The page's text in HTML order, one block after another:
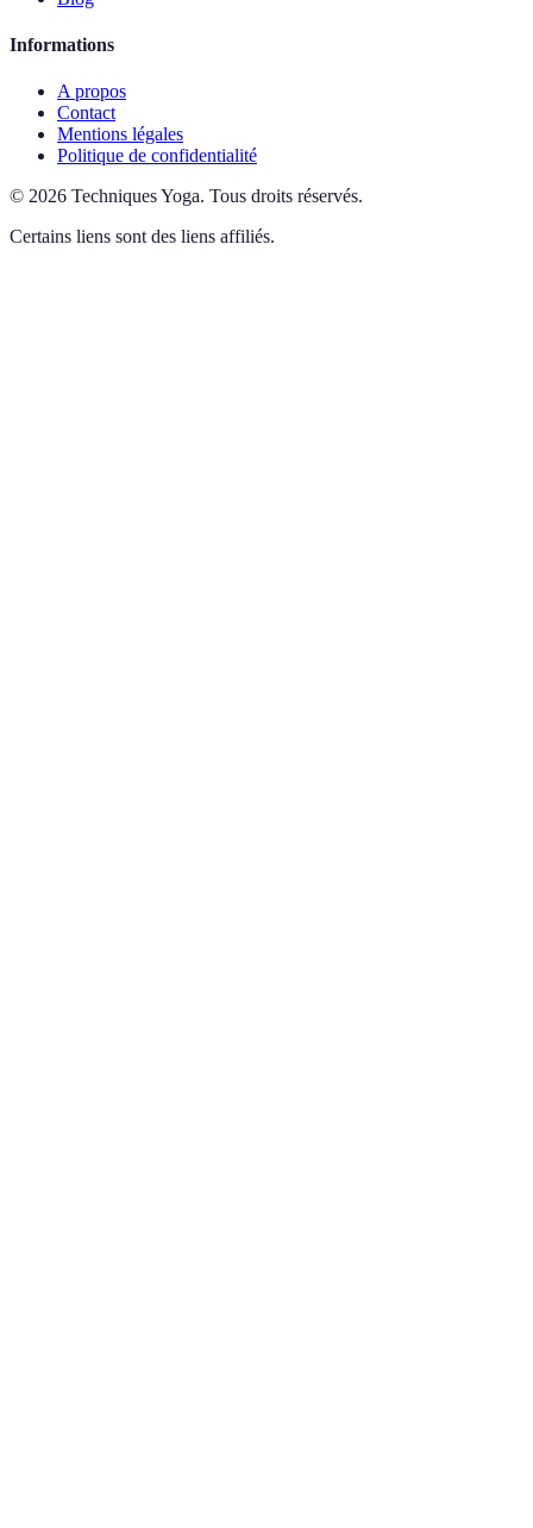
Informations
A propos
Contact
Mentions légales
Politique de confidentialité
© 2026 Techniques Yoga. Tous droits réservés.
Certains liens sont des liens affiliés.